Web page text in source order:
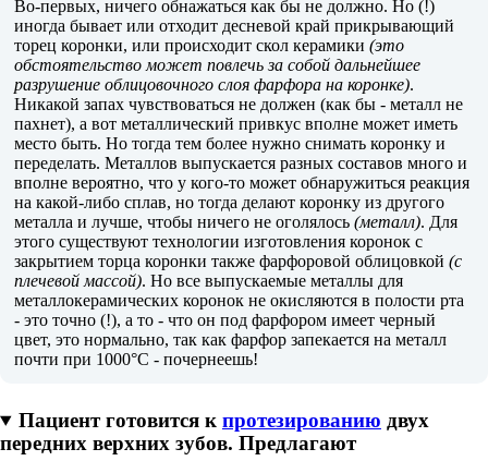
Во-первых, ничего обнажаться как бы не должно. Но (!)
иногда бывает или отходит десневой край прикрывающий
торец коронки, или происходит скол керамики(это
обстоятельство может повлечь за собой дальнейшее
разрушение облицовочного слоя фарфора на коронке).
Никакой запах чувствоваться не должен (как бы - металл не
пахнет), а вот металлический привкус вполне может иметь
место быть. Но тогда тем более нужно снимать коронку и
переделать. Металлов выпускается разных составов много и
вполне вероятно, что у кого-то может обнаружиться реакция
на какой-либо сплав, но тогда делают коронку из другого
металла и лучше, чтобы ничего не оголялось(металл). Для
этого существуют технологии изготовления коронок с
закрытием торца коронки также фарфоровой облицовкой(с
плечевой массой). Но все выпускаемые металлы для
металлокерамических коронок не окисляются в полости рта
- это точно (!), а то - что он под фарфором имеет черный
цвет, это нормально, так как фарфор запекается на металл
почти при 1000°С - почернеешь!
Пациент готовится к протезированию двух
передних верхних зубов. Предлагают